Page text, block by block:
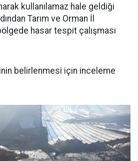
kullanılamaz hale geldiği
Tarım ve Orman İl
hasar tespit çalışması
belirlenmesi için inceleme